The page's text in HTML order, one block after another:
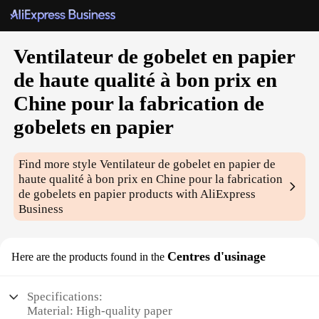
Ventilateur de gobelet en papier
de haute qualité à bon prix en
Chine pour la fabrication de
gobelets en papier
Find more styleVentilateur de gobelet en papier de
haute qualité à bon prix en Chine pour la fabrication
de gobelets en papier products with AliExpress
Business
Here are the products found in the Centres d'usinage
Specifications:
Material: High-quality paper